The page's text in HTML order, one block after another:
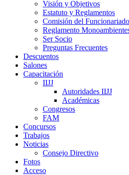
Visión y Objetivos
Estatuto y Reglamentos
Comisión del Funcionariado
Reglamento
Ser Socio
Preguntas Frecuentes
Descuentos
Salones
Capacitación
IIJJ
Autoridades IIJJ
Académicas
Congresos
FAM
Concursos
Trabajos
Noticias
Consejo Directivo
Fotos
Acceso